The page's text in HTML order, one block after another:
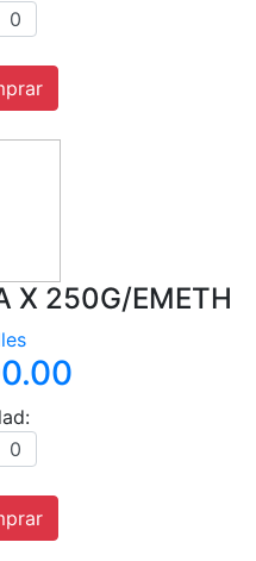
X 250G/EMETH